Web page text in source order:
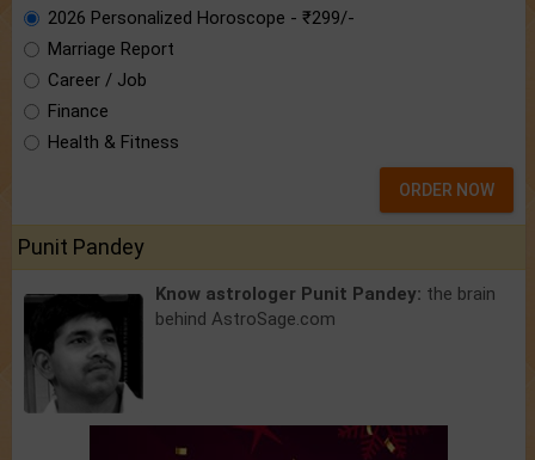
2026 Personalized Horoscope - ₹299/-
Marriage Report
Career / Job
Finance
Health & Fitness
ORDER NOW
Punit Pandey
Know astrologer Punit Pandey: the brain
behind AstroSage.com